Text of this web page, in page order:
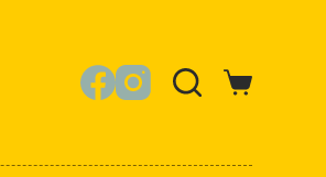
Warenkorb